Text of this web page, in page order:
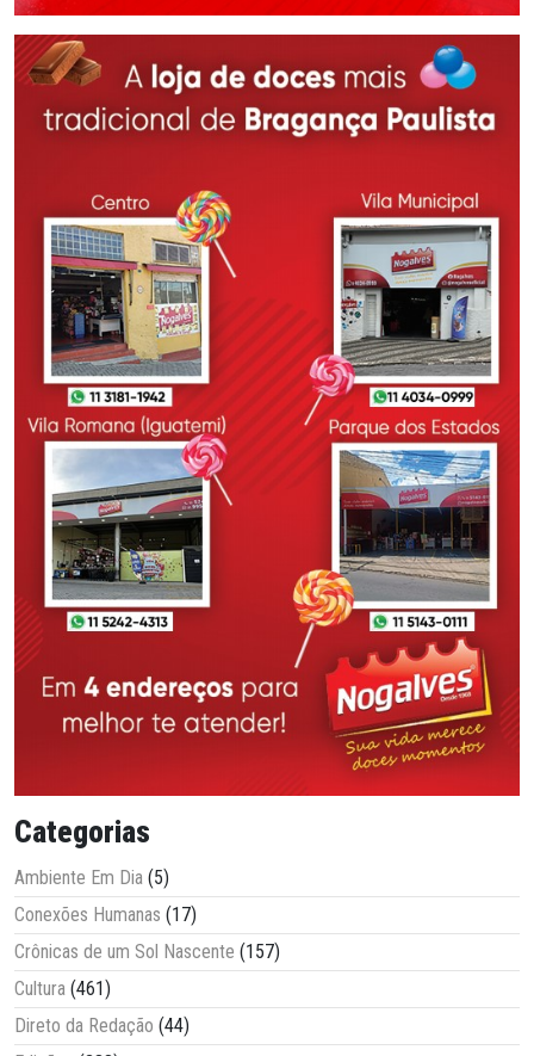
Categorias
Ambiente Em Dia (5)
Conexões Humanas (17)
Crônicas de um Sol Nascente (157)
Cultura (461)
Direto da Redação (44)